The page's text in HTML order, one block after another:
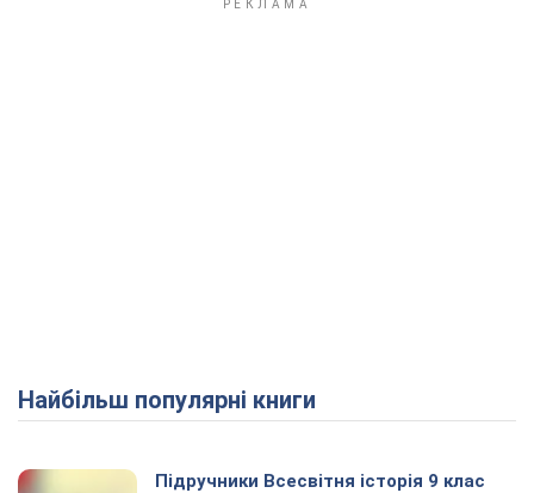
Найбільш популярні книги
Підручники Всесвітня історія 9 клас